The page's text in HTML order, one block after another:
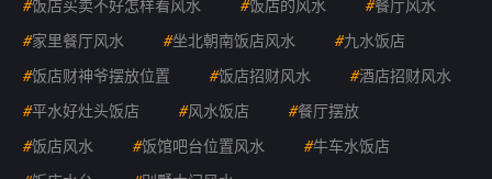
#饭店买卖不好怎样看风水 #饭店的风水 #餐厅风水
#家里餐厅风水 #坐北朝南饭店风水 #九水饭店
#饭店财神爷摆放位置 #饭店招财风水 #酒店招财风水
#平水好灶头饭店 #风水饭店 #餐厅摆放
#饭店风水 #饭馆吧台位置风水 #牛车水饭店